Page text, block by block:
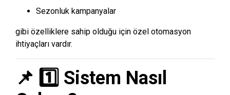
Sezonluk kampanyalar
gibi özelliklere sahip olduğu için özel otomasyon
ihtiyaçları vardır.
📌 1️⃣ Sistem Nasıl